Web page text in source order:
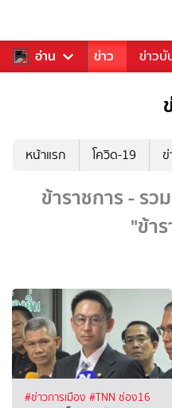
อ่าน
คุณ กีฬา ข่าว ข่าวบั
หน้าแรก โควิด-19
ข้าราชการ - รว
"ข้า
#ข่าวการเมือง #TNN ช่อง16